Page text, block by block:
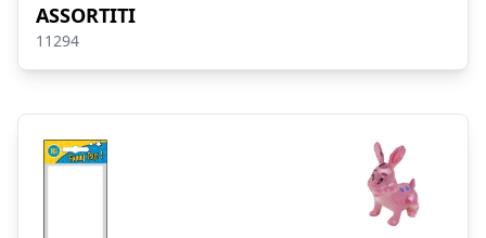
ASSORTITI
11294